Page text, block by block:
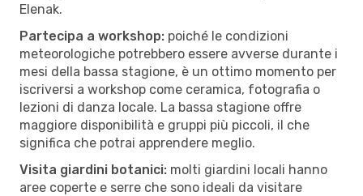
Elenak.
Partecipa a workshop: poiché le condizioni
meteorologiche potrebbero essere avverse durante i
mesi della bassa stagione, è un ottimo momento per
iscriversi a workshop come ceramica, fotografia o
lezioni di danza locale. La bassa stagione offre
maggiore disponibilità e gruppi più piccoli, il che
significa che potrai apprendere meglio.
Visita giardini botanici: molti giardini locali hanno
aree coperte e serre che sono ideali da visitare